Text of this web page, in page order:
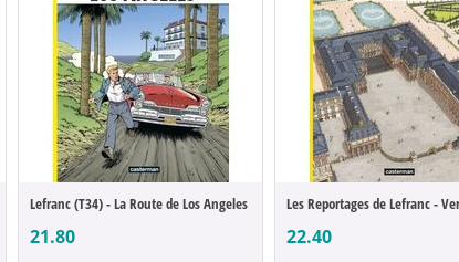
Lefranc (T34) - La Route de Los Angeles
21.80
Les Reportages de Lefranc -
22.40